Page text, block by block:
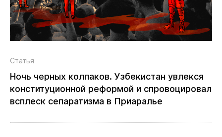
Статья
Ночь черных колпаков. Узбекистан увлекся
конституционной реформой и спровоцировал
всплеск сепаратизма в Приаралье